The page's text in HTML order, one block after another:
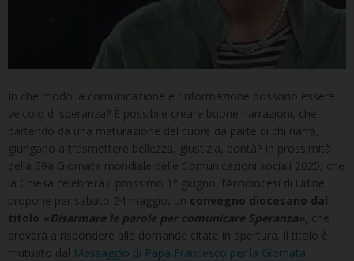
In che modo la comunicazione e l’informazione possono essere
veicolo di speranza? È possibile creare buone narrazioni, che
partendo da una maturazione del cuore da parte di chi narra,
giungano a trasmettere bellezza, giustizia, bontà? In prossimità
della 59a Giornata mondiale delle Comunicazioni sociali 2025, che
la Chiesa celebrerà il prossimo 1° giugno, l’Arcidiocesi di Udine
propone per sabato 24 maggio, un convegno diocesano dal
titolo «Disarmare le parole per comunicare Speranza» , che
proverà a rispondere alle domande citate in apertura. Il titolo è
mutuato dal Messaggio di Papa Francesco per la Giornata